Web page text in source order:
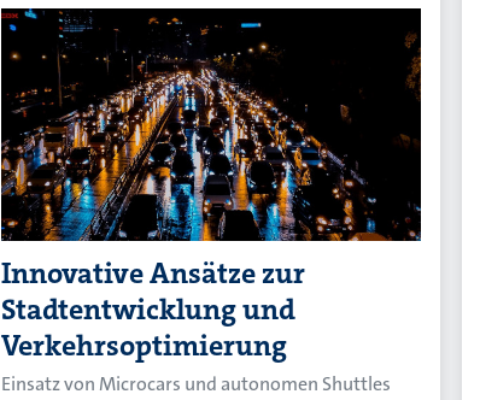
Innovative Ansätze zur
Stadtentwicklung und
Verkehrsoptimierung
Einsatz von Microcars und autonomen Shuttles